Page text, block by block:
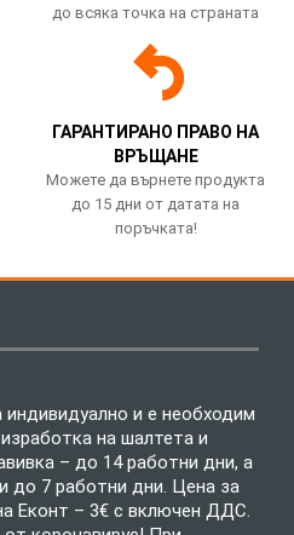
до всяка точка на страната
ГАРАНТИРАНО ПРАВО НА
ВРЪЩАНЕ
Можете да върнете продукта
до 15 дни от датата на
поръчката!
и е необходим
на шалтета и
– до 14 работни дни, а
до 7 работни дни. Цена за
Еконт – 3€ с включен ДДС.